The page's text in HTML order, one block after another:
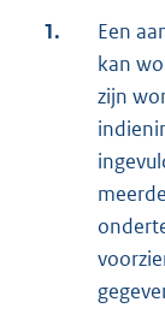
1.
Een
kan
zijn